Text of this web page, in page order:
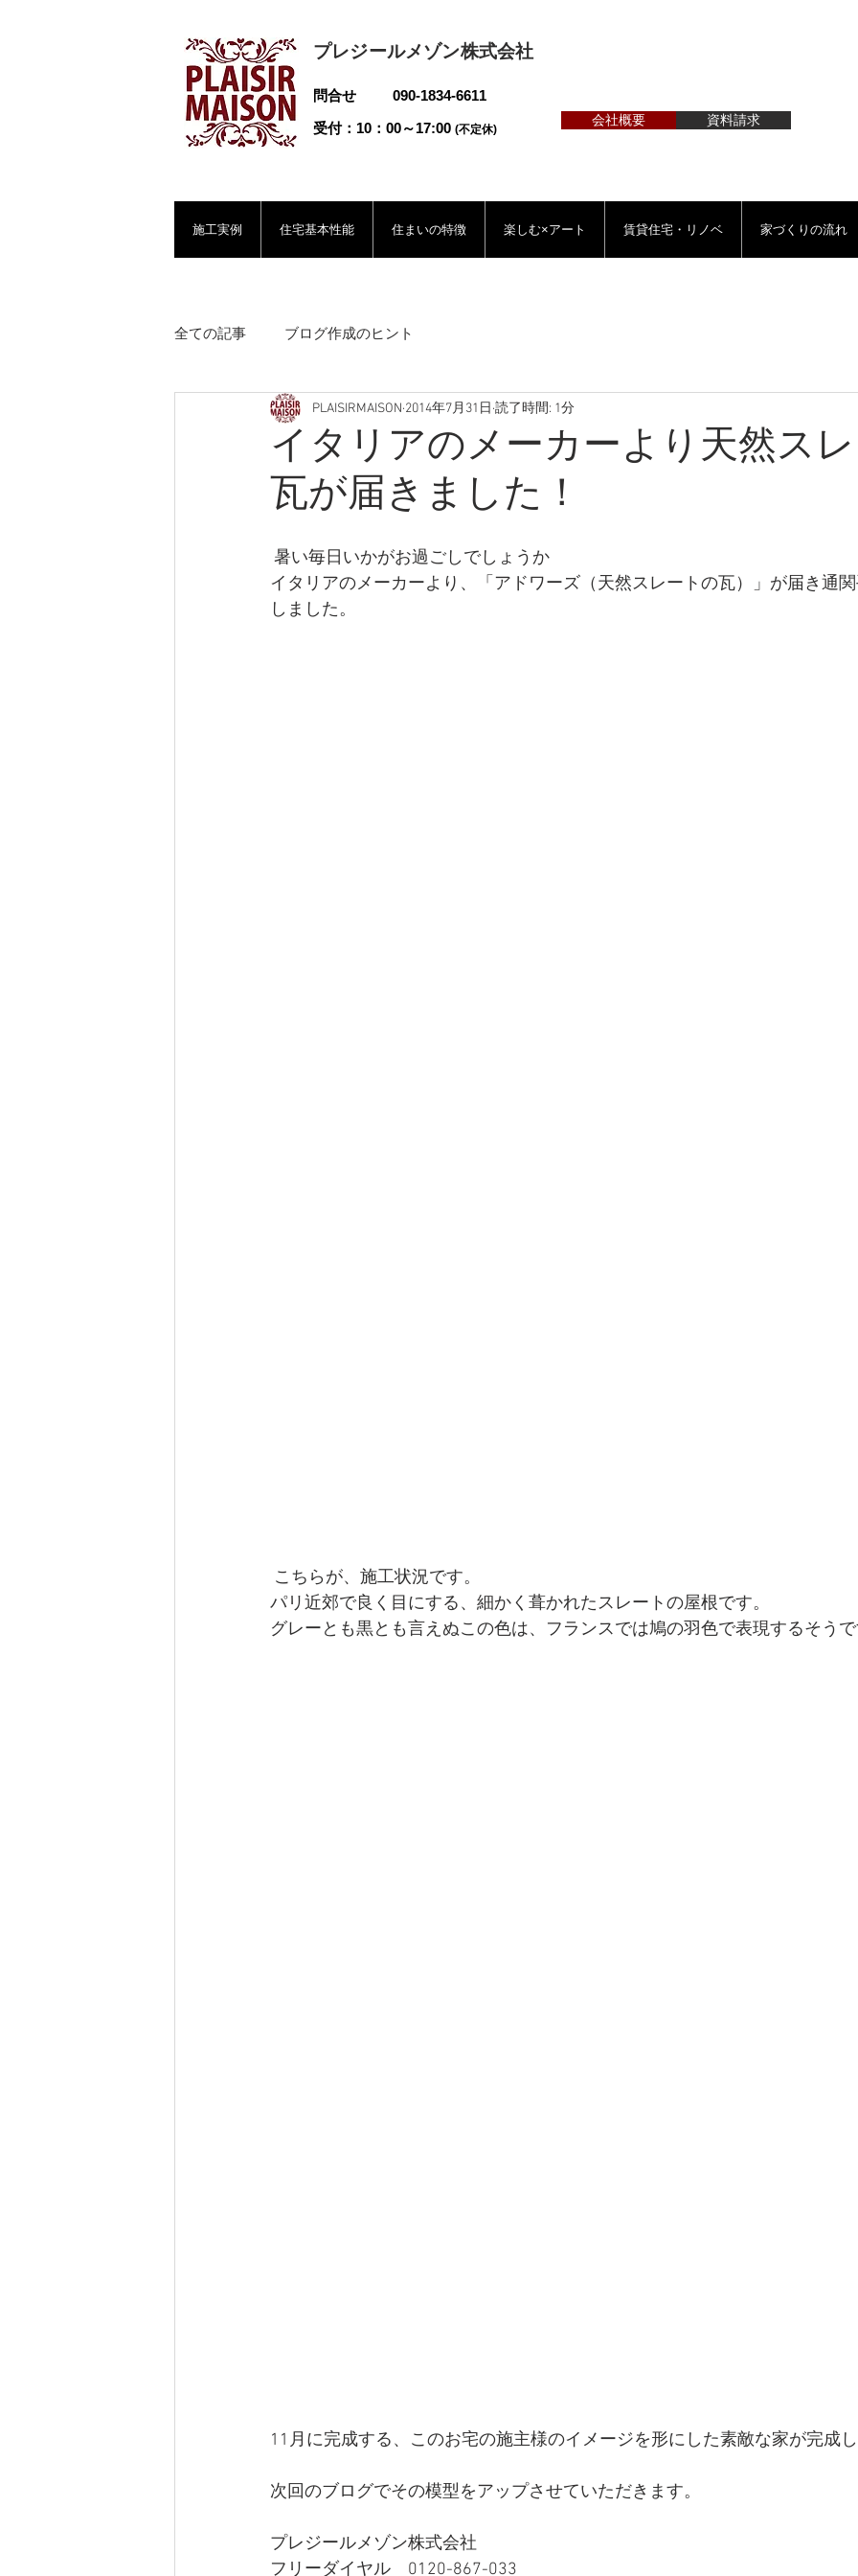
会社概要
受付：10：00～17:00 (不定休)
資料請求
施工実例 住宅基本性能 住まいの特徴 楽しむ×アート 賃貸住宅・リノベ 家づくりの流れ
プレジールメゾン株式会社
問合せ 090-1834-6611
全ての記事 ブログ作成のヒント
イタリアのメーカーより天然ス
瓦が届きました！
PLAISIRMAISON 2014年7月31日 読了時間: 1分
暑い毎日いかがお過ごしでしょうか
イタリアのメーカーより、「アドワーズ（天然スレートの瓦）」が届き通
しました。
こちらが、施工状況です。
パリ近郊で良く目にする、細かく葺かれたスレートの屋根です。
グレーとも黒とも言えぬこの色は、フランスでは鳩の羽色で表現するそう
11月に完成する、このお宅の施主様のイメージを形にした素敵な家が完成
次回のブログでその模型をアップさせていただきます。
プレジールメゾン株式会社
フリーダイヤル　0120-867-033